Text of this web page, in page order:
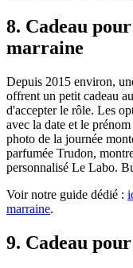
8. Cadeau
marraine
Depuis 2015 environ,
offrent un petit cadeau
d'accepter le rôle. Les
avec la date et le
photo de la journée
parfumée Trudon,
personnalisé Le Labo.
Voir notre guide dédié :
marraine.
9. Cadeau